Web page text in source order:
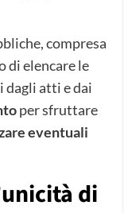
compresa
di elencare le
dagli atti e dai
per sfruttare
eventuali
di